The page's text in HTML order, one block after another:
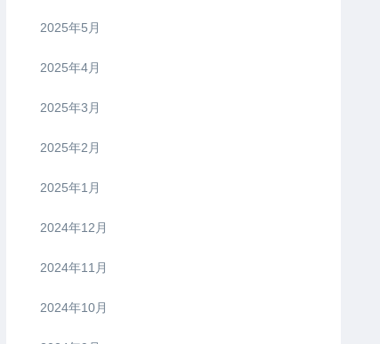
2025年5月
2025年4月
2025年3月
2025年2月
2025年1月
2024年12月
2024年11月
2024年10月